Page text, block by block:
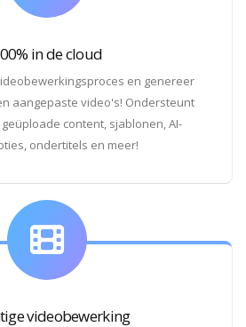
in de cloud
en genereer
aangepaste video's! Ondersteunt
content, sjablonen, AI-
ondertitels en meer!
videobewerking